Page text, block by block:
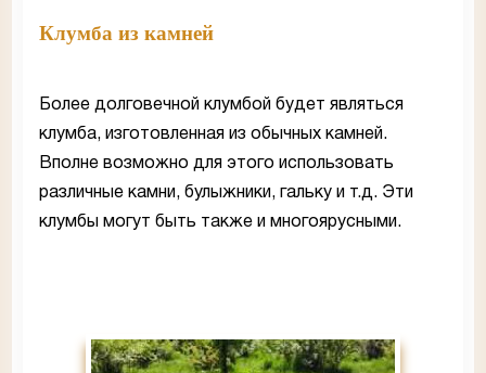
Клумба из камней
Более долговечной клумбой будет являться
клумба, изготовленная из обычных камней.
Вполне возможно для этого использовать
различные камни, булыжники, гальку и т.д. Эти
клумбы могут быть также и многоярусными.